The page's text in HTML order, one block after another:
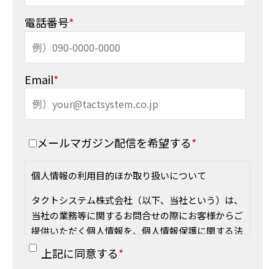
電話番号*
Email*
メールマガジン配信を希望する*
個人情報の利用目的ほか取り扱いについて
タクトシステム株式会社（以下、当社という）は、
当社の業務等に関するお問合せの際にお客様からご
提供いただく個人情報を、個人情報保護に関する法
律及びその他の関係法令等を遵守し、下記の通り取
扱います。
上記に同意する*